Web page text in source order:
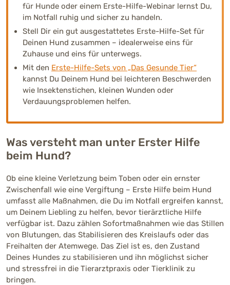
für Hunde oder einem Erste-Hilfe-Webinar lernst Du,
im Notfall ruhig und sicher zu handeln.
Stell Dir ein gut ausgestattetes Erste-Hilfe-Set für
Deinen Hund zusammen – idealerweise eins für
Zuhause und eins für unterwegs.
Mit den Erste-Hilfe-Sets von „Das Gesunde Tier“
kannst Du Deinem Hund bei leichteren Beschwerden
wie Insektenstichen, kleinen Wunden oder
Verdauungsproblemen helfen.
Was versteht man unter Erster Hilfe
beim Hund?
Ob eine kleine Verletzung beim Toben oder ein ernster
Zwischenfall wie eine Vergiftung – Erste Hilfe beim Hund
umfasst alle Maßnahmen, die Du im Notfall ergreifen kannst,
um Deinem Liebling zu helfen, bevor tierärztliche Hilfe
verfügbar ist. Dazu zählen Sofortmaßnahmen wie das Stillen
von Blutungen, das Stabilisieren des Kreislaufs oder das
Freihalten der Atemwege. Das Ziel ist es, den Zustand
Deines Hundes zu stabilisieren und ihn möglichst sicher
und stressfrei in die Tierarztpraxis oder Tierklinik zu
bringen.